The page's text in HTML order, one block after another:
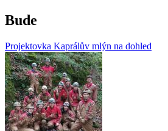
Bude
Projektovka Kaprálův mlýn na dohled